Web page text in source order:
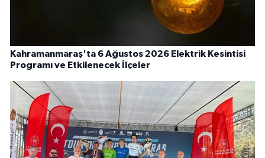
Kahramanmaraş'ta 6 Ağustos 2026 Elektrik Kesintisi
Programı ve Etkilenecek İlçeler